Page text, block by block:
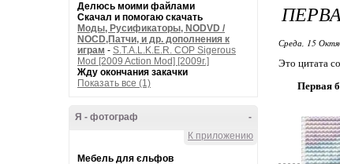
Делюсь моими файлами
Скачал и помогаю скачать
Моды, Русификаторы, NODVD /
NOCD,Патчи, и др. дополнения к
играм - S.T.A.L.K.E.R. COP Sigerous
Mod [2009 Action Mod] [2009г.]
Жду окончания закачки
Показать все (1)
-
Я - фотограф
К приложению
Мебель для єльфов
Среда, 15
Это цитата
Первая